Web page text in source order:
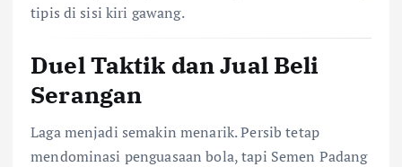
tipis di sisi kiri gawang.
Duel Taktik dan Jual Beli
Serangan
Laga menjadi semakin menarik. Persib tetap
mendominasi penguasaan bola, tapi Semen Padang